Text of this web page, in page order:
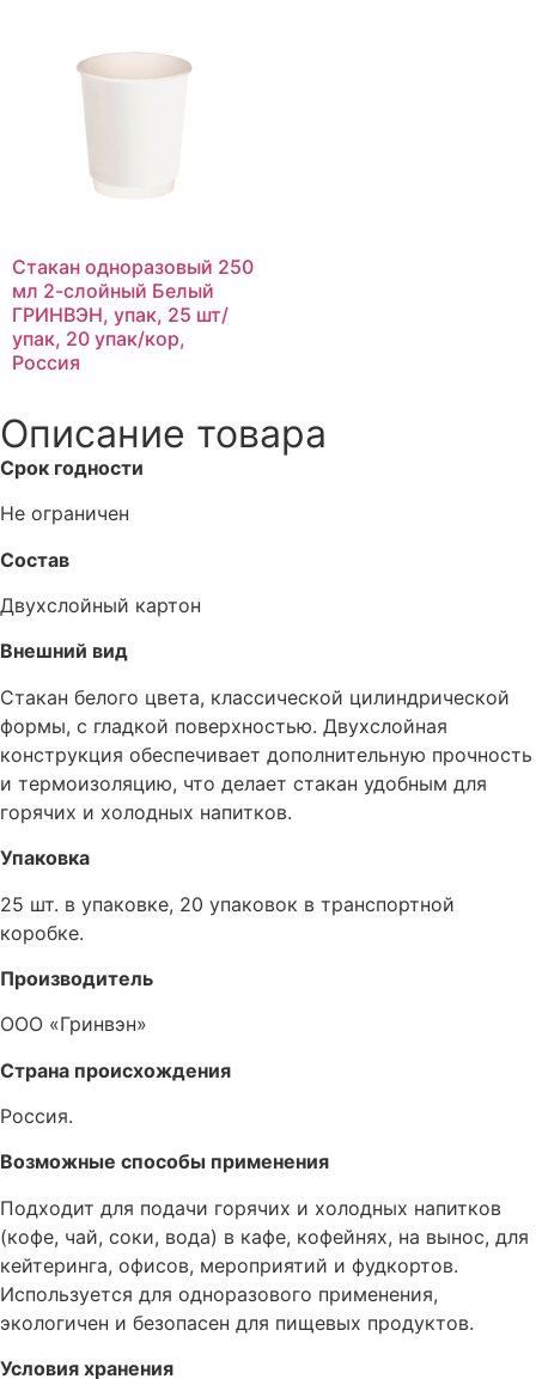
Стакан одноразовый 250
мл 2-слойный Белый
ГРИНВЭН, упак, 25 шт/
упак, 20 упак/кор,
Россия
Описание товара
Срок годности
Не ограничен
Состав
Двухслойный картон
Внешний вид
Стакан белого цвета, классической цилиндрической
формы, с гладкой поверхностью. Двухслойная
конструкция обеспечивает дополнительную прочность
и термоизоляцию, что делает стакан удобным для
горячих и холодных напитков.
Упаковка
25 шт. в упаковке, 20 упаковок в транспортной
коробке.
Производитель
ООО «Гринвэн»
Страна происхождения
Россия.
Возможные способы применения
Подходит для подачи горячих и холодных напитков
(кофе, чай, соки, вода) в кафе, кофейнях, на вынос, для
кейтеринга, офисов, мероприятий и фудкортов.
Используется для одноразового применения,
экологичен и безопасен для пищевых продуктов.
Условия хранения